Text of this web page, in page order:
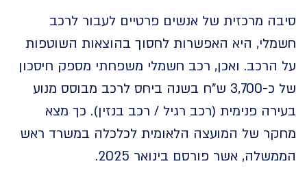
מרכזית של אנשים פרטיים לעבור לרכב
היא האפשרות לחסוך בהוצאות השוטפות
ואכן, רכב חשמלי משפחתי מספק חיסכון
של כ-3,700 ש"ח בשנה ביחס לרכב מבוסס מנוע
פנימית (רכב רגיל / רכב בנזין). כך מצא
של המועצה הלאומית לכלכלה במשרד ראש
אשר פורסם בינואר 2025.